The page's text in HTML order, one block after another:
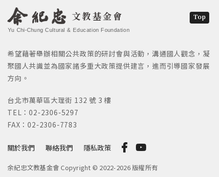
文教基金會
Yu Chi-Chung Cultural & Education Foundation
關於我們 聯絡我們 隱私政策
希望藉著舉辦相關公共政策的研討會與活動，溝通國人觀念，凝
聚國人共識並為國家諸多重大政策提供建言，進而引導國家發展
方向。
台北市萬華區大理街 132 號 3 樓
TEL：02-2306-5297
FAX：02-2306-7783
余紀忠文教基金會 Copyright © 2022-2026 版權所有
Top